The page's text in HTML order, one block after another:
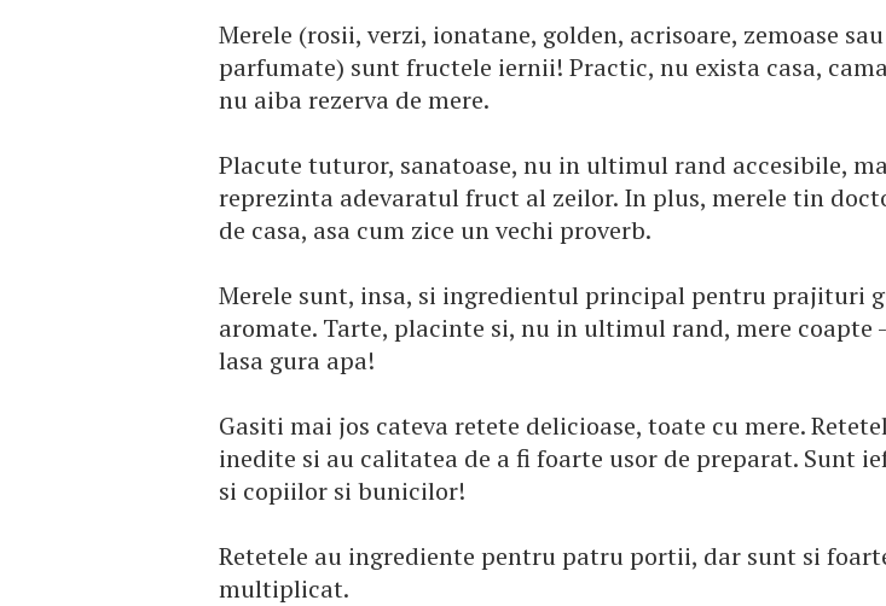
Merele (rosii, verzi, ionatane, golden, acrisoare, zemoase
parfumate) sunt fructele iernii! Practic, nu exista casa,
nu aiba rezerva de mere.
Placute tuturor, sanatoase, nu in ultimul rand accesibile,
reprezinta adevaratul fruct al zeilor. In plus, merele tin
de casa, asa cum zice un vechi proverb.
Merele sunt, insa, si ingredientul principal pentru prajituri
aromate. Tarte, placinte si, nu in ultimul rand, mere coapte
lasa gura apa!
Gasiti mai jos cateva retete delicioase, toate cu mere.
inedite si au calitatea de a fi foarte usor de preparat. Sunt
si copiilor si bunicilor!
Retetele au ingrediente pentru patru portii, dar sunt si
multiplicat.